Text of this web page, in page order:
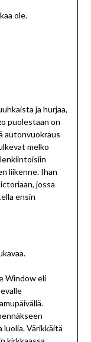
ole.
ja hurjaa,
puolestaan on
autonvuokraus
melko
liikenne. Ihan
jossa
ensin
Window eli
luolia. Värikkäitä